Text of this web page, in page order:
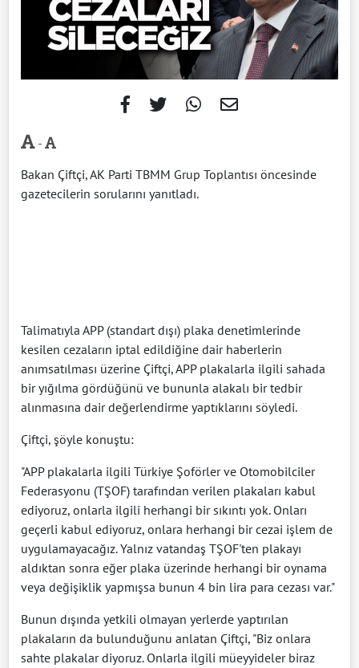
-
Bakan Çiftçi, AK Parti TBMM Grup Toplantısı öncesinde
gazetecilerin sorularını yanıtladı.
Talimatıyla APP (standart dışı) plaka denetimlerinde
kesilen cezaların iptal edildiğine dair haberlerin
anımsatılması üzerine Çiftçi, APP plakalarla ilgili sahada
bir yığılma gördüğünü ve bununla alakalı bir tedbir
alınmasına dair değerlendirme yaptıklarını söyledi.
Çiftçi, şöyle konuştu:
"APP plakalarla ilgili Türkiye Şoförler ve Otomobilciler
Federasyonu (TŞOF) tarafından verilen plakaları kabul
ediyoruz, onlarla ilgili herhangi bir sıkıntı yok. Onları
geçerli kabul ediyoruz, onlara herhangi bir cezai işlem de
uygulamayacağız. Yalnız vatandaş TŞOF'ten plakayı
aldıktan sonra eğer plaka üzerinde herhangi bir oynama
veya değişiklik yapmışsa bunun 4 bin lira para cezası var."
Bunun dışında yetkili olmayan yerlerde yaptırılan
plakaların da bulunduğunu anlatan Çiftçi, "Biz onlara
sahte plakalar diyoruz. Onlarla ilgili müeyyideler biraz